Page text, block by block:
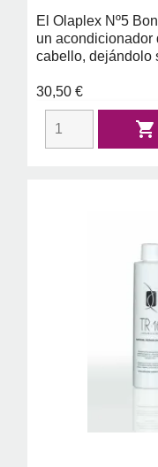
El Olaplex Nº5
un acondicionador
cabello, dejándolo
30,50 €
